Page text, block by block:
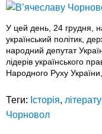
У цей день, 24 грудня,
український політик,
народний депутат
лідерів українського
Народного Руху
Теги: Історія,
Чорновол